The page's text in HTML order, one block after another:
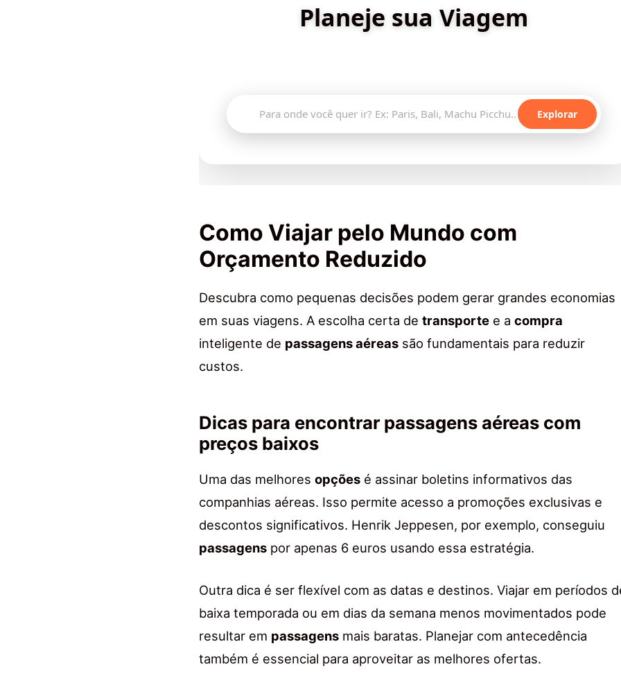
Planeje sua Viagem
Explorar
Como Viajar pelo Mundo com
Orçamento Reduzido
Descubra como pequenas decisões podem gerar grandes economias
em suas viagens. A escolha certa de transporte e a compra
inteligente de passagens aéreas são fundamentais para reduzir
custos.
Dicas para encontrar passagens aéreas com
preços baixos
Uma das melhores opções é assinar boletins informativos das
companhias aéreas. Isso permite acesso a promoções exclusivas e
descontos significativos. Henrik Jeppesen, por exemplo, conseguiu
passagens por apenas 6 euros usando essa estratégia.
Outra dica é ser flexível com as datas e destinos. Viajar em períodos
baixa temporada ou em dias da semana menos movimentados pode
resultar em passagens mais baratas. Planejar com antecedência
também é essencial para aproveitar as melhores ofertas.